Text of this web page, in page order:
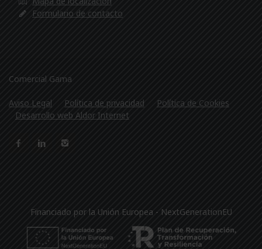
Formulario de contacto
Comercial Gama
Aviso Legal Política de privacidad
Política de Cookies
Desarrollo web Aldor Internet
Financiado por la Unión Europea - NextGenerationEU